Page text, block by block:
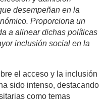
desempeñan en la
Proporciona un
a alinear dichas políticas
inclusión social en la
el acceso y la inclusión
sido intenso, destacando
como temas